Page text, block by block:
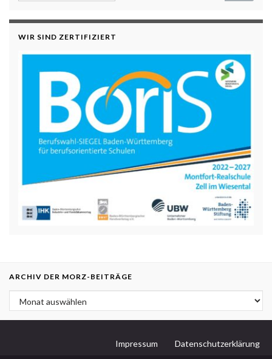
WIR SIND ZERTIFIZIERT
ARCHIV DER MORZ-BEITRÄGE
Archiv der MORZ-Beiträge
Impressum Datenschutzerklärung